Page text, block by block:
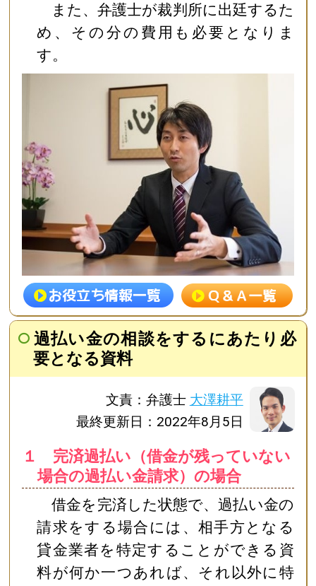
また、弁護士が裁判所に出廷するた
め、その分の費用も必要となりま
す。
過払い金の相談をするにあたり必
要となる資料
文責：弁護士 大澤耕平
最終更新日：2022年8月5日
１ 完済過払い（借金が残っていない
場合の過払い金請求）の場合
借金を完済した状態で、過払い金の
請求をする場合には、相手方となる
貸金業者を特定することができる資
料が何か一つあれば、それ以外に特